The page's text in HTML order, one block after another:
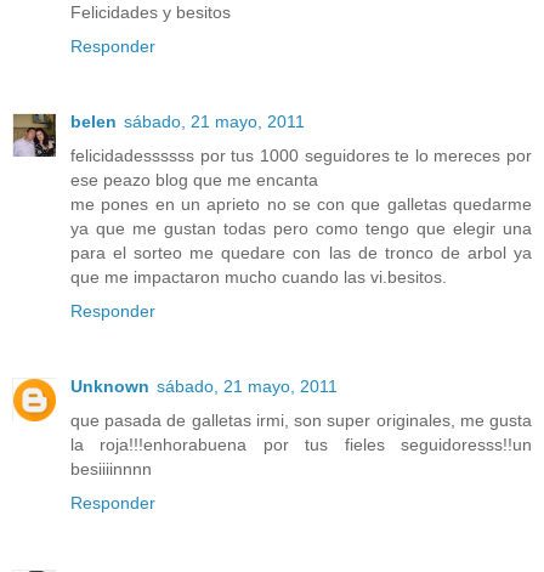
Felicidades y besitos
Responder
belen sábado, 21 mayo, 2011
felicidadessssss por tus 1000 seguidores te lo mereces por
ese peazo blog que me encanta
me pones en un aprieto no se con que galletas quedarme
ya que me gustan todas pero como tengo que elegir una
para el sorteo me quedare con las de tronco de arbol ya
que me impactaron mucho cuando las vi.besitos.
Responder
Unknown sábado, 21 mayo, 2011
que pasada de galletas irmi, son super originales, me gusta
la roja!!!enhorabuena por tus fieles seguidoresss!!un
besiiiinnnn
Responder